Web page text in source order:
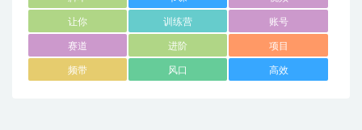
让你 训练营 账号
赛道 进阶 项目
频带 风口 高效